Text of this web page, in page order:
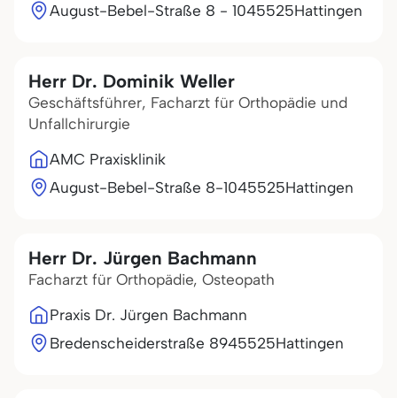
August-Bebel-Straße 8 - 1045525Hattingen
Herr Dr. Dominik Weller
Geschäftsführer, Facharzt für Orthopädie und
Unfallchirurgie
AMC Praxisklinik
August-Bebel-Straße 8-1045525Hattingen
Herr Dr. Jürgen Bachmann
Facharzt für Orthopädie, Osteopath
Praxis Dr. Jürgen Bachmann
Bredenscheiderstraße 8945525Hattingen